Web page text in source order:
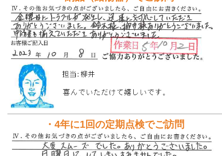
・4年に1回の定期点検でご訪問